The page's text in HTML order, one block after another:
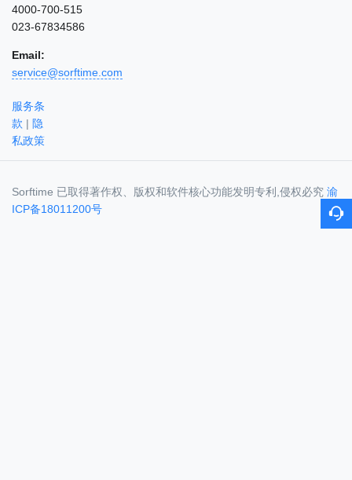
4000-700-515
023-67834586
Email:
service@sorftime.com
服务条
款 | 隐
私政策
Sorftime 已取得著作权、版权和软件核心功能发明专利,侵权必究 渝
ICP备18011200号